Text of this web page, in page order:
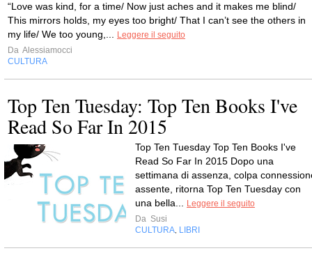
“Love was kind, for a time/ Now just aches and it makes me blind/
This mirrors holds, my eyes too bright/ That I can’t see the others in
my life/ We too young,...
Leggere il seguito
Da Alessiamocci
CULTURA
Top Ten Tuesday: Top Ten Books I've
Read So Far In 2015
Top Ten Tuesday Top Ten Books I've
Read So Far In 2015 Dopo una
settimana di assenza, colpa
assente, ritorna Top Ten Tuesday con
una bella...
Leggere il seguito
Da Susi
CULTURA LIBRI